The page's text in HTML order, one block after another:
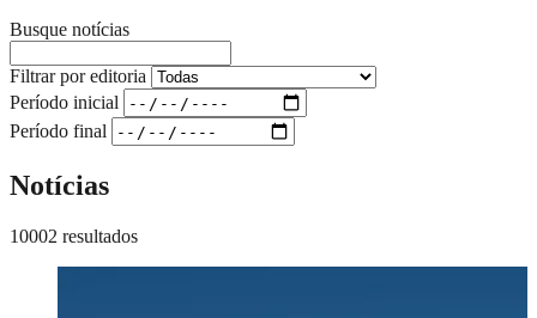
Busque notícias
Filtrar por editoria
Período inicial
Período final
Notícias
10002 resultados